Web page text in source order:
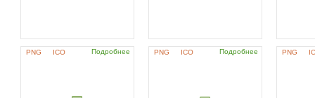
PNG ICO Подробнее PNG ICO Подробнее PNG